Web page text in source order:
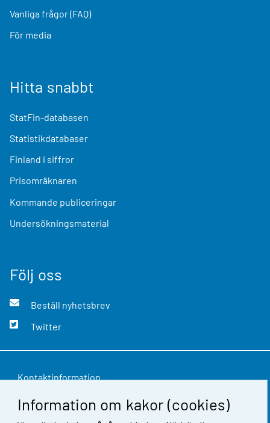
Information om kakor (cookies)
Vanliga frågor (FAQ)
För media
Hitta snabbt
StatFin-databasen
Statistikdatabaser
Finland i siffror
Prisomräknaren
Kommande publiceringar
Undersökningsmaterial
Följ oss
Beställ nyhetsbrev
Twitter
Kontaktinformation
Respons